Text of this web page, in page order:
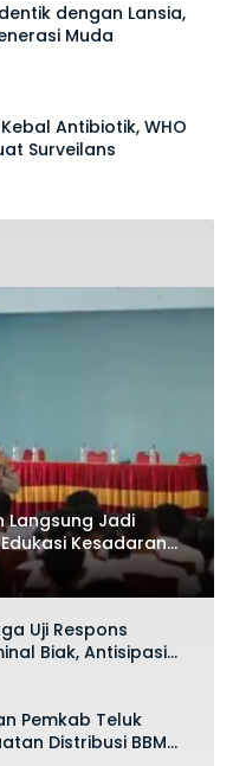
dengan Lansia,
Muda
Antibiotik, WHO
Surveilans
Langsung Jadi
Kesadaran
Uji Respons
Biak, Antisipasi
Tumpahan BBM
Pemkab Teluk
Distribusi BBM